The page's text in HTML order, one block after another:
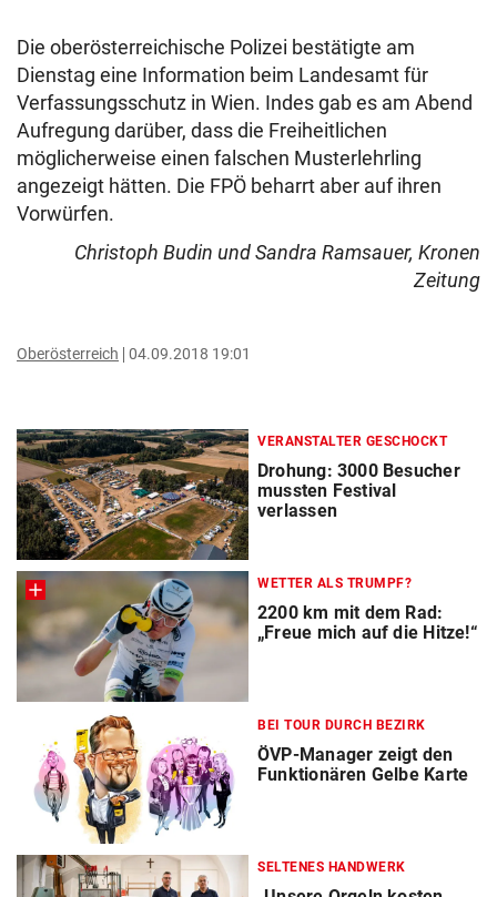
Die oberösterreichische Polizei bestätigte am
Dienstag eine Information beim Landesamt für
Verfassungsschutz in Wien. Indes gab es am Abend
Aufregung darüber, dass die Freiheitlichen
möglicherweise einen falschen Musterlehrling
angezeigt hätten. Die FPÖ beharrt aber auf ihren
Vorwürfen.
Christoph Budin und Sandra Ramsauer, Kronen
Zeitung
Oberösterreich 04.09.2018 19:01
VERANSTALTER GESCHOCKT
Drohung: 3000 Besucher
mussten Festival
verlassen
WETTER ALS TRUMPF?
2200 km mit dem Rad:
„Freue mich auf die Hitze!“
BEI TOUR DURCH BEZIRK
ÖVP-Manager zeigt den
Funktionären Gelbe Karte
SELTENES HANDWERK